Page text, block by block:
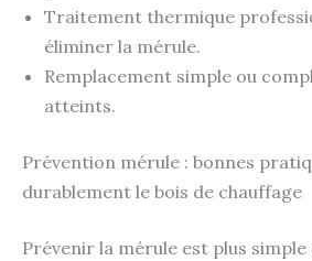
Traitement thermique
éliminer la mérule.
Remplacement simple ou
atteints.
Prévention mérule : bonnes
durablement le bois de chauffage
Prévenir la mérule est plus